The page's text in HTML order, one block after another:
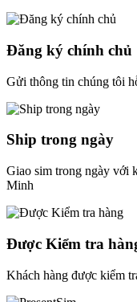
Đăng ký chính chủ
Gửi thông tin chúng tôi
Ship trong ngày
Giao sim trong ngày với
Minh
Được Kiểm tra
Khách hàng được kiểm